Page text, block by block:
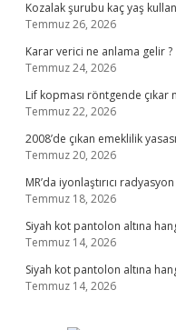
Kozalak şurubu kaç yaş
Temmuz 26, 2026
Karar verici ne anlama gelir ?
Temmuz 24, 2026
Lif kopması röntgende çıkar
Temmuz 22, 2026
2008’de çıkan emeklilik
Temmuz 20, 2026
MR’da iyonlaştırıcı
Temmuz 18, 2026
Siyah kot pantolon altına
Temmuz 14, 2026
Siyah kot pantolon altına
Temmuz 14, 2026